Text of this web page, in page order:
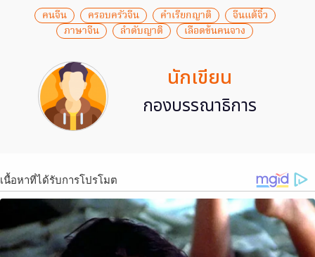
คนจีน ครอบครัวจีน คำเรียกญาติ
จีนแต้จิ๋ว
ภาษาจีน
ลำดับญาติ เลือดข้นคนจาง
นักเขียน
กองบรรณาธิการ
เนื้อหาที่ได้รับการโปรโมต